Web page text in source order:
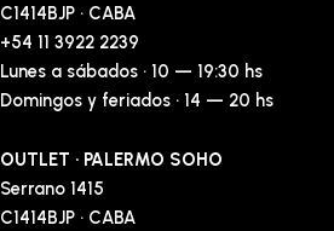
C1414BJP · CABA
+54 11 3922 2239
Lunes a sábados · 10 — 19:30 hs
Domingos y feriados · 14 — 20 hs
OUTLET · PALERMO SOHO
Serrano 1415
C1414BJP · CABA